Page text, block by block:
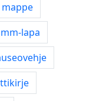
mappe
mm-lapa